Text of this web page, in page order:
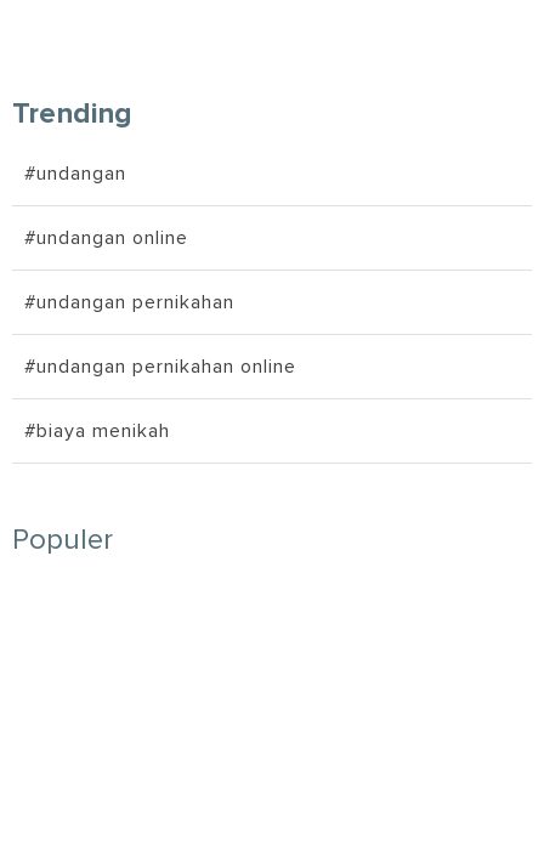
Trending
#undangan
#undangan online
#undangan pernikahan
#undangan pernikahan online
#biaya menikah
Populer